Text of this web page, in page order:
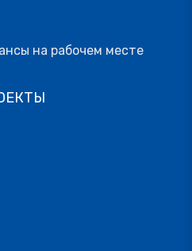
на рабочем месте